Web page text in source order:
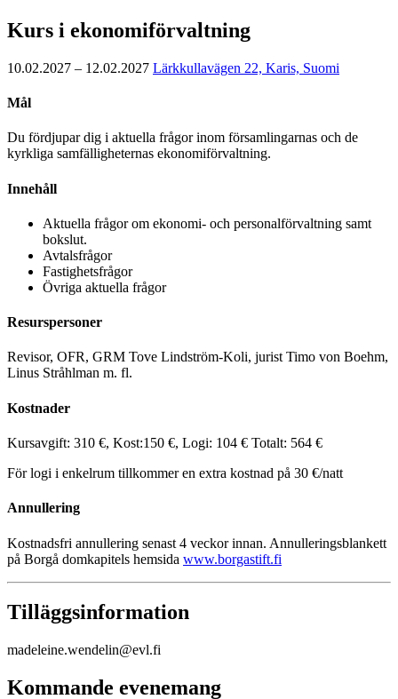
Kurs i ekonomiförvaltning
10.02.2027 – 12.02.2027 Lärkkullavägen 22, Karis, Suomi
Mål
Du fördjupar dig i aktuella frågor inom församlingarnas och de
kyrkliga samfälligheternas ekonomiförvaltning.
Innehåll
Aktuella frågor om ekonomi- och personalförvaltning samt
bokslut.
Avtalsfrågor
Fastighetsfrågor
Övriga aktuella frågor
Resurspersoner
Revisor, OFR, GRM Tove Lindström-Koli, jurist Timo von Boehm,
Linus Stråhlman m. fl.
Kostnader
Kursavgift: 310 €, Kost:150 €, Logi: 104 € Totalt: 564 €
För logi i enkelrum tillkommer en extra kostnad på 30 €/natt
Annullering
Kostnadsfri annullering senast 4 veckor innan. Annulleringsblankett
på Borgå domkapitels hemsida www.borgastift.fi
Tilläggsinformation
madeleine.wendelin@evl.fi
Kommande evenemang